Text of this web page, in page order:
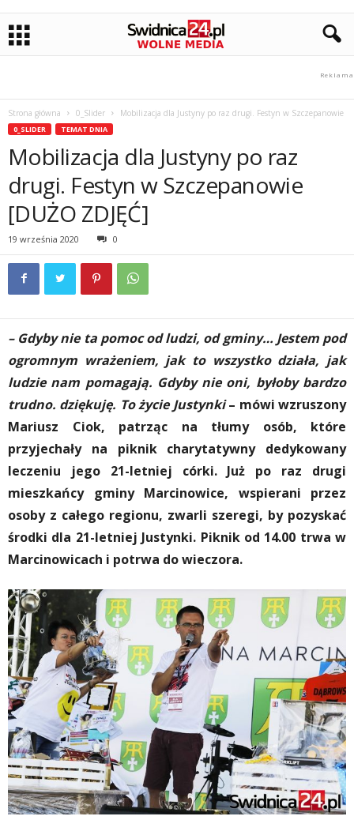
Strona główna 0_Slider Mobilizacja dla Justyny po raz drugi. Festyn w Szczepanowie
0_SLIDER TEMAT DNIA
Mobilizacja dla Justyny po raz
drugi. Festyn w Szczepanowie
[DUŻO ZDJĘĆ]
19 września 2020 0
– Gdyby nie ta pomoc od ludzi, od gminy… Jestem pod
ogromnym wrażeniem, jak to wszystko działa, jak
ludzie nam pomagają. Gdyby nie oni, byłoby bardzo
trudno. dziękuję. To życie Justynki– mówi wzruszony
Mariusz Ciok, patrząc na tłumy osób, które
przyjechały na piknik charytatywny dedykowany
leczeniu jego 21-letniej córki. Już po raz drugi
mieszkańcy gminy Marcinowice, wspierani przez
osoby z całego regionu, zwarli szeregi, by pozyskać
środki dla 21-letniej Justynki. Piknik od 14.00 trwa w
Marcinowicach i potrwa do wieczora.